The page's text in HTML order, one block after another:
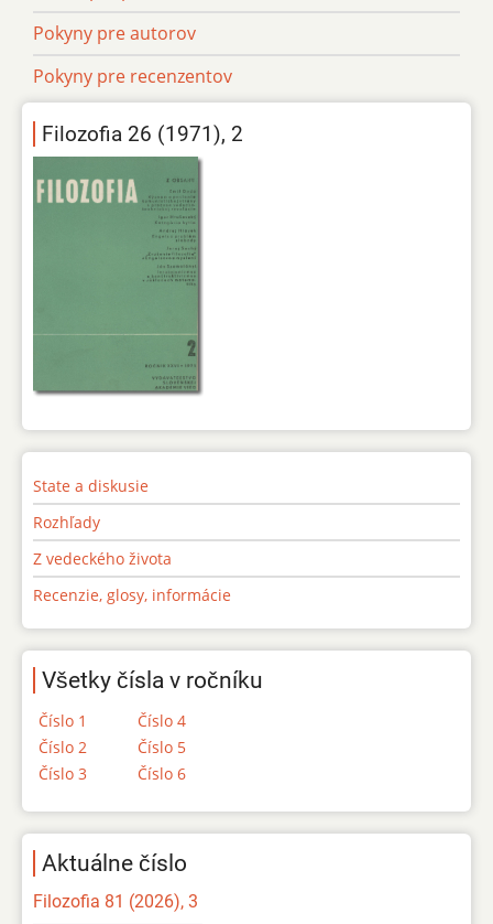
Pokyny pre autorov
Pokyny pre recenzentov
Filozofia 26 (1971), 2
State a diskusie
Rozhľady
Z vedeckého života
Recenzie, glosy, informácie
Všetky čísla v ročníku
Číslo 1
Číslo 2
Číslo 3
Číslo 4
Číslo 5
Číslo 6
Aktuálne číslo
Filozofia 81 (2026), 3